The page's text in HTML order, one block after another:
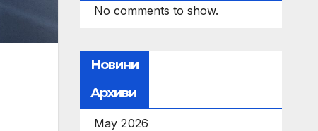
No comments to show.
Новини
Архиви
May 2026